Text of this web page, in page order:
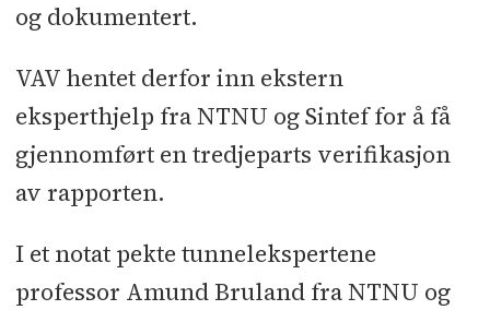
og dokumentert.
VAV hentet derfor inn ekstern
eksperthjelp fra NTNU og Sintef for å få
gjennomført en tredjeparts verifikasjon
av rapporten.
I et notat pekte tunnelekspertene
professor Amund Bruland fra NTNU og